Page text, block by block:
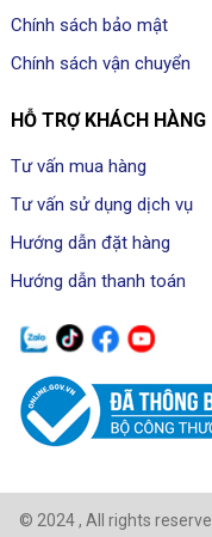
Chính sách bảo mật
Chính sách vận chuyển
HỖ TRỢ KHÁCH HÀNG
Tư vấn mua hàng
Tư vấn sử dụng dịch vụ
Hướng dẫn đặt hàng
Hướng dẫn thanh toán
© 2024 , All rights